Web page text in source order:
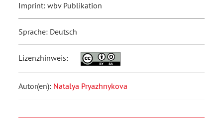
Imprint: wbv Publikation
Sprache: Deutsch
Lizenzhinweis:
Autor(en): Natalya Pryazhnykova